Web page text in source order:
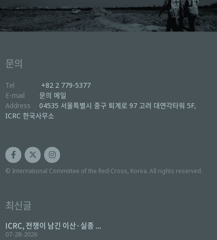
문의
Tel
+82 2 779-5377
E-mail
문의 메일
Address
04535 서울특별시 중구 퇴계로 97 고려 대연각타워 5F,
ICRC 한국사무소
© International Committee of the Red Cross, Korea. All rights reserved.
최신글
ICRC, 전쟁이 남긴 이산·실종 ...
07-28-2026